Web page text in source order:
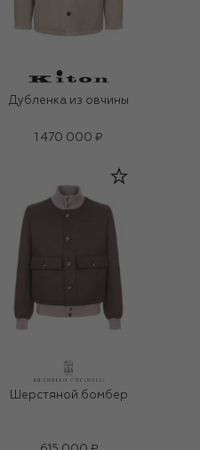
Дубленка из овчины
1 470 000 ₽
Шерстяной бомбер